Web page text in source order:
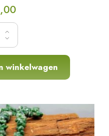
Tijgeroog Reuze Split, ca.12/
winkelwagen